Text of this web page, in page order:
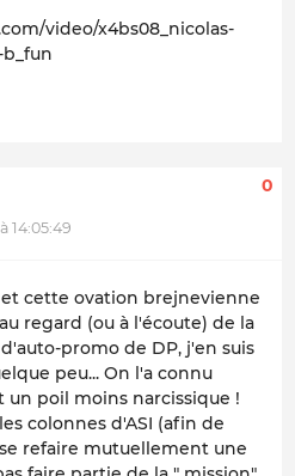
video/x4bs08_nicolas-
14:05:49
0
et cette ovation brejnevienne
regard (ou à l'écoute) de la
promo de DP, j'en suis
peu... On l'a connu
un poil moins narcissique !
colonnes d'ASI (afin de
refaire mutuellement une